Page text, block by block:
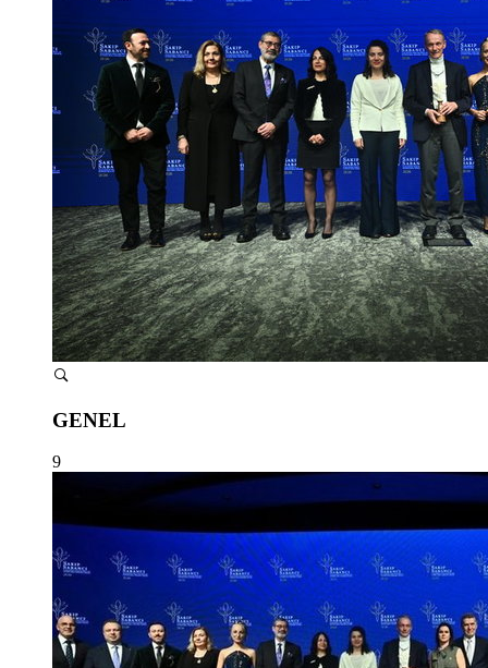
GENEL
9